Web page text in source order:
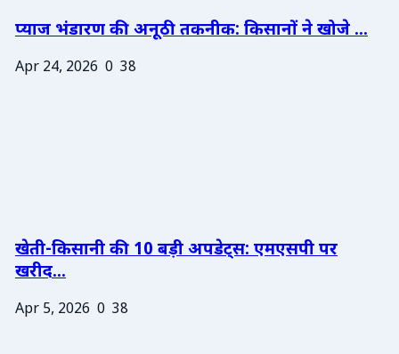
प्याज भंडारण की अनूठी तकनीक: किसानों ने खोजे ...
Apr 24, 2026 0 38
खेती-किसानी की 10 बड़ी अपडेट्स: एमएसपी पर
खरीद...
Apr 5, 2026 0 38